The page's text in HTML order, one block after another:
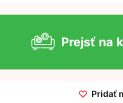
Prejsť na
Pridať